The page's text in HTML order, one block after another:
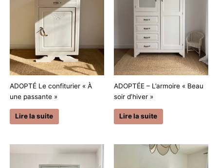
ADOPTÉ Le confiturier « À
une passante »
Lire la suite
ADOPTÉE – L’armoire « Beau
soir d’hiver »
Lire la suite